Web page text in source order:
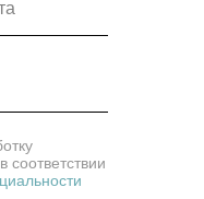
соответствии